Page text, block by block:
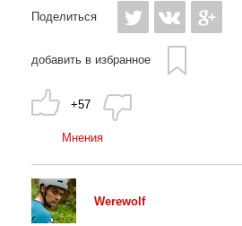
Поделиться
добавить в избранное
+57
Мнения
Werewolf